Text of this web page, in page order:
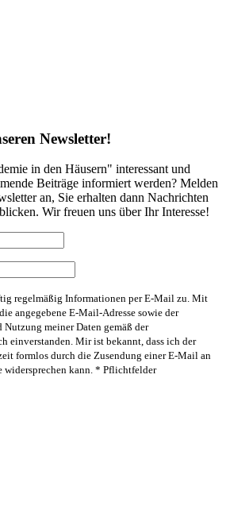
Newsletter!
in den Häusern" interessant und
Beiträge informiert werden? Melden
an, Sie erhalten dann Nachrichten
Wir freuen uns über Ihr Interesse!
regelmäßig Informationen per E-Mail zu. Mit
angegebene E-Mail-Adresse sowie der
meiner Daten gemäß der
einverstanden. Mir ist bekannt, dass ich der
formlos durch die Zusendung einer E-Mail an
widersprechen kann. * Pflichtfelder